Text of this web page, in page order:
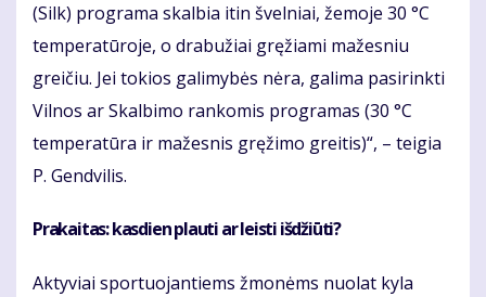
(Silk) programa skalbia itin švelniai, žemoje 30 °C
temperatūroje, o drabužiai gręžiami mažesniu
greičiu. Jei tokios galimybės nėra, galima pasirinkti
Vilnos ar Skalbimo rankomis programas (30 °C
temperatūra ir mažesnis gręžimo greitis)“, – teigia
P. Gendvilis.
Prakaitas: kasdien plauti ar leisti išdžiūti?
Aktyviai sportuojantiems žmonėms nuolat kyla